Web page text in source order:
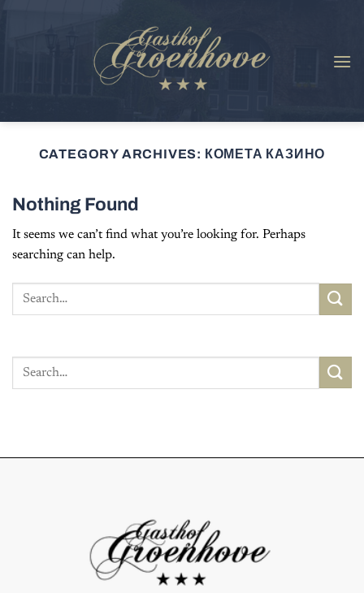
CATEGORY ARCHIVES: КОМЕТА КАЗИНО
Nothing Found
It seems we can’t find what you’re looking for. Perhaps
searching can help.